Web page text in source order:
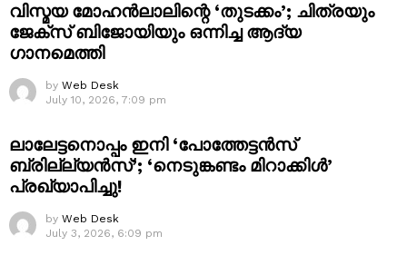
വിസ്മയ മോഹൻലാലിന്റെ ‘തുടക്കം’; ചിത്രയും
ജേക്സ് ബിജോയിയും ഒന്നിച്ച ആദ്യ
ഗാനമെത്തി
by Web Desk
July 10, 2026, 7:09 pm
ലാലേട്ടനൊപ്പം ഇനി ‘പോത്തേട്ടൻസ്
ബ്രില്ല്യൻസ്’; ‘നെടുങ്കണ്ടം മിറാക്കിൾ’
പ്രഖ്യാപിച്ചു!
by Web Desk
July 3, 2026, 6:09 pm